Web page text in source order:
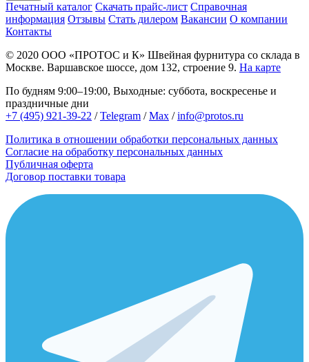
Печатный каталог Скачать прайс-лист Справочная
информация Отзывы Стать дилером Вакансии О компании
Контакты
© 2020 ООО «ПРОТОС и К» Швейная фурнитура со склада в
Москве. Варшавское шоссе, дом 132, строение 9. На карте
По будням 9:00–19:00, Выходные: суббота, воскресенье и
праздничные дни
+7 (495) 921-39-22 /Telegram /Max /info@protos.ru
Политика в отношении обработки персональных данных
Согласие на обработку персональных данных
Публичная оферта
Договор поставки товара